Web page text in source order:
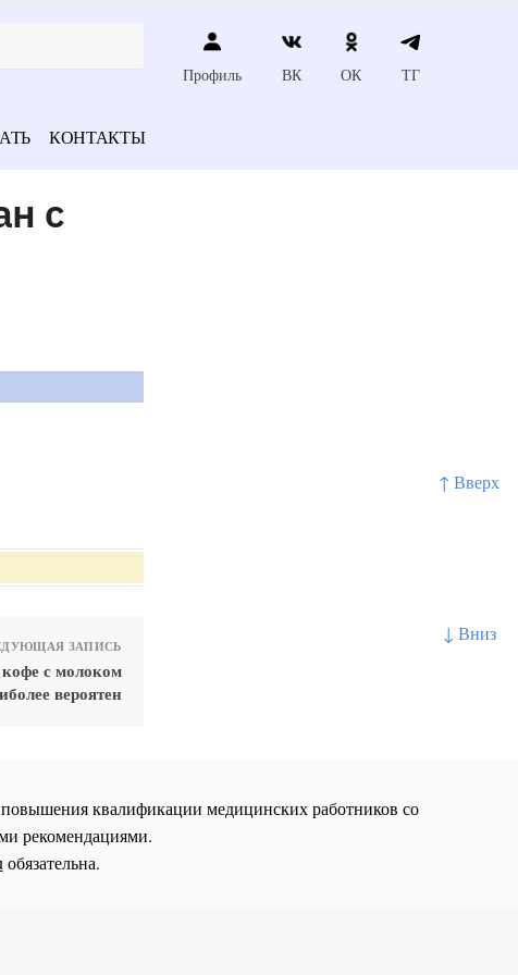
↑ Вверх
↓ Вниз
Профиль ВК ОК ТГ
КОНТАКТЫ
с
ЗАПИСЬ
с молоком
вероятен
повышения квалификации медицинских работников со
рекомендациями.
обязательна.